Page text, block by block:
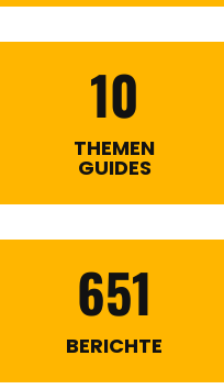
10
THEMEN
GUIDES
651
BERICHTE